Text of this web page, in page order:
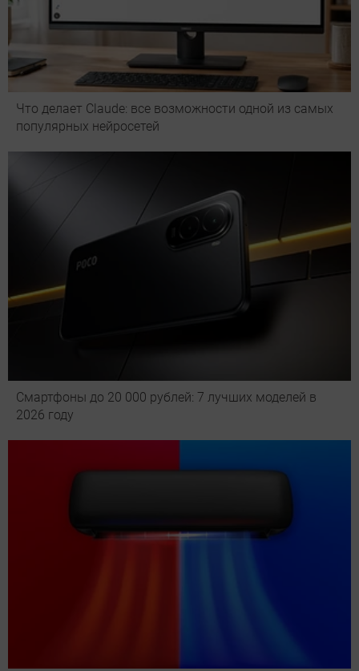
Что делает Сlaude: все возможности одной из самых
популярных нейросетей
Смартфоны до 20 000 рублей: 7 лучших моделей в
2026 году